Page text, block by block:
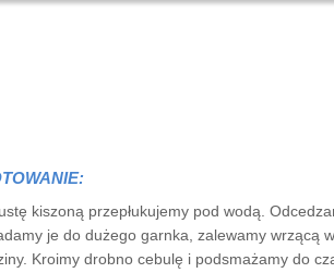
kiszoną przepłukujemy pod wodą.
je do dużego garnka, zalewamy wrzącą
Kroimy drobno cebulę i podsmażamy do